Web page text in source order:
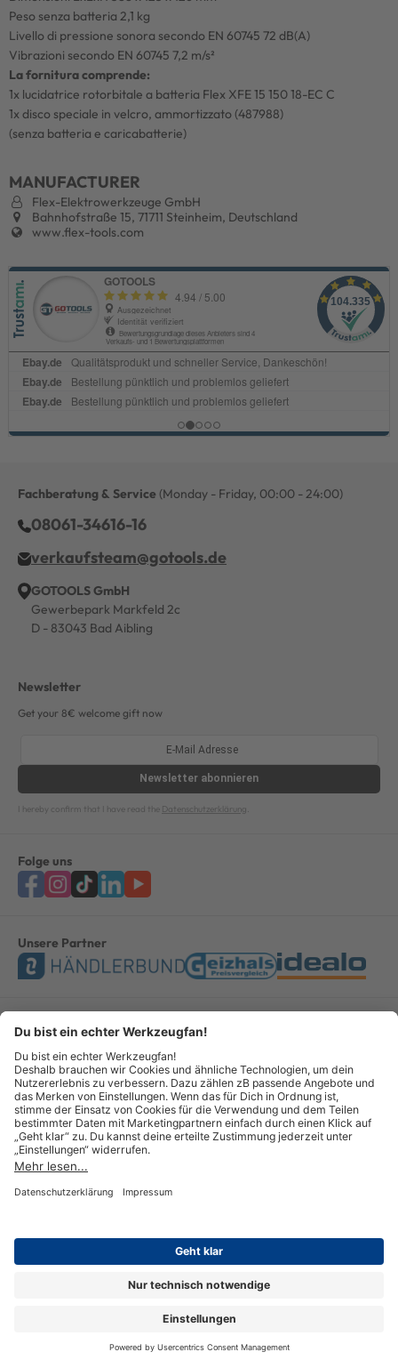
Peso senza batteria 2,1 kg
Livello di pressione sonora secondo EN 60745 72 dB(A)
Vibrazioni secondo EN 60745 7,2 m/s²
La fornitura comprende:
1x lucidatrice rotorbitale a batteria Flex XFE 15 150 18-EC C
1x disco speciale in velcro, ammortizzato (487988)
(senza batteria e caricabatterie)
MANUFACTURER
Flex-Elektrowerkzeuge GmbH
Bahnhofstraße 15, 71711 Steinheim, Deutschland
www.flex-tools.com
Fachberatung & Service (Monday - Friday, 00:00 - 24:00)
08061-34616-16
verkaufsteam@gotools.de
GOTOOLS GmbH
Gewerbepark Markfeld 2c
D - 83043 Bad Aibling
Newsletter
Get your 8€ welcome gift now
Newsletter abonnieren
I hereby confirm that I have read the Datenschutzerklärung.
Folge uns
Unsere Partner
Bezahlung & Versand
ImpressumAGBDatenschutzWiderruf Vertrag widerrufen
© Copyright 2026 GOTOOLS GmbH - Alle Rechte vorbehalten. powered by
createyourtemplate